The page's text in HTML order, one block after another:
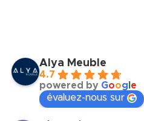
Alya Meuble
4.7
powered by Goog e
évaluez-nous sur